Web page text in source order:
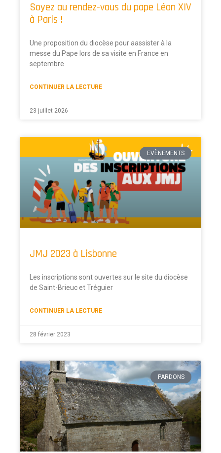
Soyez au rendez-vous du pape Léon XIV
à Paris !
Une proposition du diocèse pour aassister à la
messe du Pape lors de sa visite en France en
septembre
CONTINUER LA LECTURE
23 juillet 2026
EVÈNEMENTS
JMJ 2023 à Lisbonne
Les inscriptions sont ouvertes sur le site du diocèse
de Saint-Brieuc et Tréguier
CONTINUER LA LECTURE
28 février 2023
PARDONS